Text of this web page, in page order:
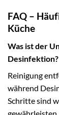
FAQ –
Küche
Was ist der
Desinfektion?
Reinigung
während
Schritte sind